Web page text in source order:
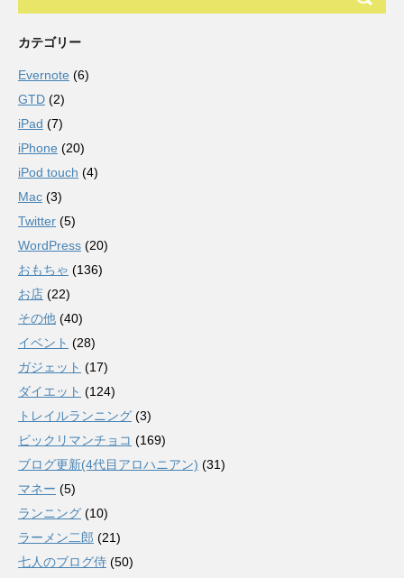
カテゴリー
Evernote (6)
GTD (2)
iPad (7)
iPhone (20)
iPod touch (4)
Mac (3)
Twitter (5)
WordPress (20)
おもちゃ (136)
お店 (22)
その他 (40)
イベント (28)
ガジェット (17)
ダイエット (124)
トレイルランニング (3)
ビックリマンチョコ (169)
ブログ更新(4代目アロハニアン) (31)
マネー (5)
ランニング (10)
ラーメン二郎 (21)
七人のブログ侍 (50)